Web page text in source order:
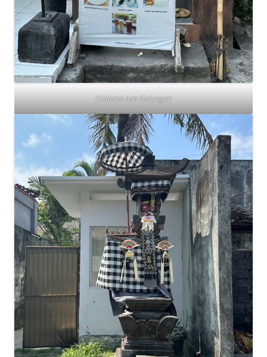
Gesloten ivm Galungan